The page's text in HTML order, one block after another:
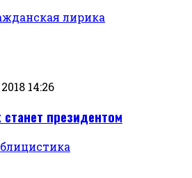
лирика
14:26
президентом